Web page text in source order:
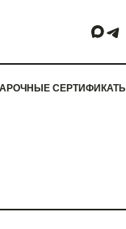
СЕРТИФИКАТЫ